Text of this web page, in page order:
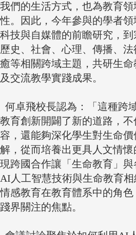
我們的生活方式，也為教育
性。因此，今年參與的學者
科技與自媒體的前瞻研究，到
歷史、社會、心理、傳播、
癒等相關跨域主題，共研生
及交流教學實踐成果。
何卓飛校長認為：「這種跨
教育創新開闢了新的道路，
容，還能夠深化學生對生命
解，從而培養出更具人文情
現跨國合作讓「生命教育」
AI人工智慧技術與生命教育
情感教育在教育體系中的角
踐界關注的焦點。